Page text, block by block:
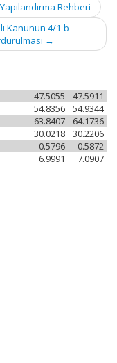
Rehberi
Kanunun 4/1-b
→
47.5911
47.5055
54.9344
54.8356
64.1736
63.8407
30.2206
30.0218
0.5872
0.5796
7.0907
6.9991